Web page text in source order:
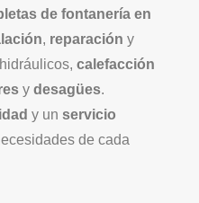
de fontanería en
, reparación y
calefacción
y desagües.
y un servicio
de cada